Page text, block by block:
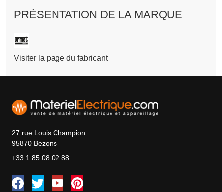
PRÉSENTATION DE LA MARQUE
Visiter la page du fabricant
27 rue Louis Champion
95870 Bezons
+33 1 85 08 02 88